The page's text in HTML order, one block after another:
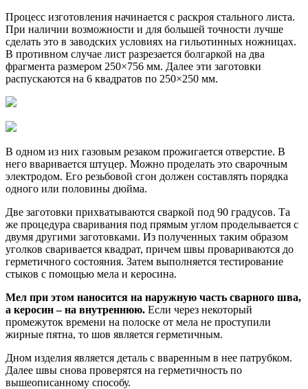
Процесс изготовления начинается с раскроя стального листа.
При наличии возможности и для большей точности лучше
сделать это в заводских условиях на гильотинных ножницах.
В противном случае лист разрезается болгаркой на два
фрагмента размером 250×756 мм. Далее эти заготовки
распускаются на 6 квадратов по 250×250 мм.
В одном из них газовым резаком прожигается отверстие. В
него вваривается штуцер. Можно проделать это сварочным
электродом. Его резьбовой сгон должен составлять порядка
одного или половины дюйма.
Две заготовки прихватываются сваркой под 90 градусов. Та
же процедура сваривания под прямым углом проделывается с
двумя другими заготовками. Из полученных таким образом
уголков сваривается квадрат, причем швы провариваются до
герметичного состояния. Затем выполняется тестирование
стыков с помощью мела и керосина.
Мел при этом наносится на наружную часть сварного шва,
а керосин – на внутреннюю. Если через некоторый
промежуток времени на полоске от мела не проступили
жирные пятна, то шов является герметичным.
Дном изделия является деталь с вваренным в нее патрубком.
Далее швы снова проверятся на герметичность по
вышеописанному способу.